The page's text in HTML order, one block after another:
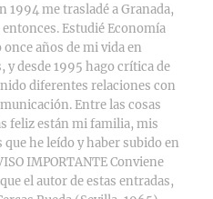
1994 me trasladé a Granada,
Estudié Economía
años de mi vida en
y desde 1995 hago crítica de
diferentes relaciones con
Entre las cosas
feliz están mi familia, mis
he leído y haber subido en
IMPORTANTE Conviene
el autor de estas entradas,